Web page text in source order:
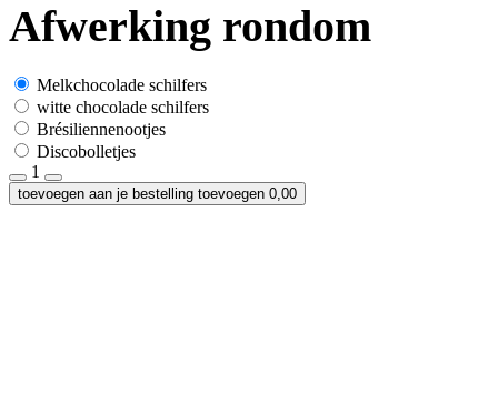
Afwerking rondom
Melkchocolade schilfers
witte chocolade schilfers
Brésiliennenootjes
Discobolletjes
1
toevoegen aan je bestelling toevoegen 0,00